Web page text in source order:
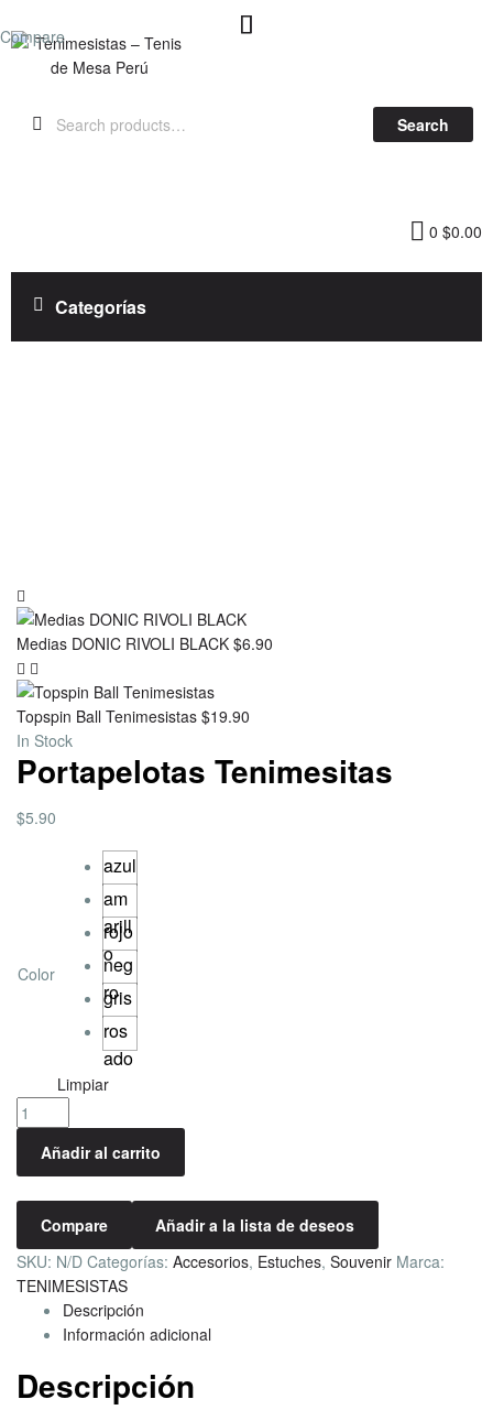
Mesa
Perú
Search
0 $0.00
Categorías
Medias DONIC RIVOLI BLACK $6.90
Topspin Ball Tenimesistas $19.90
In Stock
Portapelotas Tenimesitas
$5.90
Color
azul
am
arill
o
rojo
neg
ro
gris
ros
ado
Limpiar
Añadir al carrito
Compare
Añadir a la lista de deseos
SKU: N/D Categorías: Accesorios, Estuches, Souvenir Marca:
TENIMESISTAS
Descripción
Información adicional
Descripción
Compare